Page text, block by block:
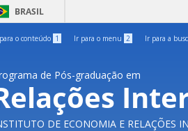
BRASIL
o conteúdo 1 Ir para o menu 2 Ir para a
de Pós-graduação em
DE ECONOMIA E RELAÇÕES